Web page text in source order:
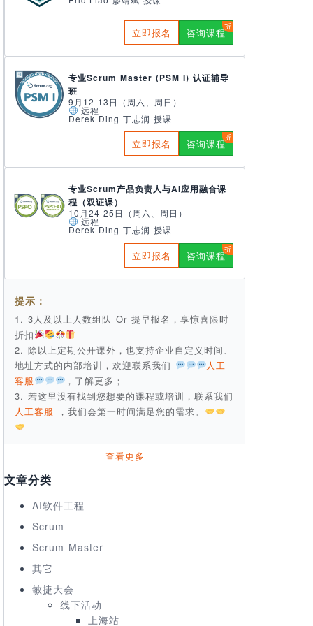
立即报名 咨询课程
专业Scrum Master (PSM I) 认证辅导
班
9月12-13日（周六、周日）
远程
Derek Ding 丁志润 授课
立即报名 咨询课程
专业Scrum产品负责人与AI应用融合课
程（双证课）
10月24-25日（周六、周日）
远程
Derek Ding 丁志润 授课
立即报名 咨询课程
提示：
1. 3人及以上人数组队 Or 提早报名，享惊喜限时
折扣
2. 除以上定期公开课外，也支持企业自定义时间、
地址方式的内部培训，欢迎联系我们
人工
客服
，了解更多；
3. 若这里没有找到您想要的课程或培训，联系我们
人工客服
，我们会第一时间满足您的需求。
查看更多
文章分类
AI软件工程
Scrum
Scrum Master
其它
敏捷大会
线下活动
上海站